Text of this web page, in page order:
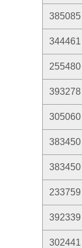
385085
344461
255480
393278
305060
383450
383450
233759
392339
302441